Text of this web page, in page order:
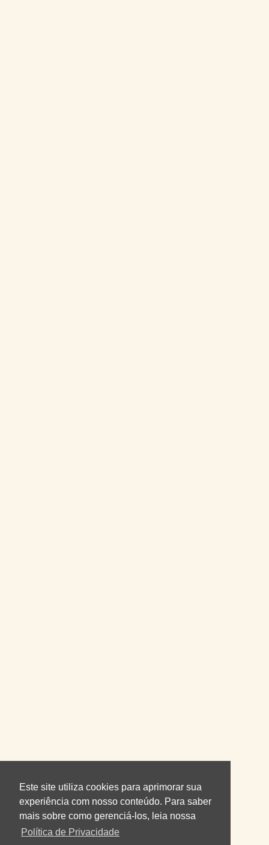
Este site utiliza cookies para aprimorar sua
experiência com nosso conteúdo. Para saber
mais sobre como gerenciá-los, leia nossa
Política de Privacidade